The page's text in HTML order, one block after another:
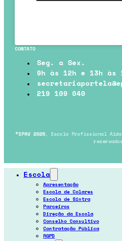
CONTATO
Seg. a Sex.
9h às 12h e 13h às
219 109 040
©EPAV 2026, Escola Profissional
Escola
Apresentação
Escola de Colares
Escola de Sintra
Parceiros
Direção da Escola
Conselho Consultivo
Contratação Pública
RGPD